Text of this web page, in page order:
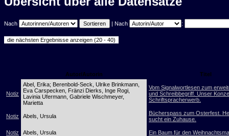
Nach | Nach :
Autor/Autorin Titel
Notiz
Abel, Erika; Berenbold-Seck, Ulrike Brinkmann,
Eva Carspecken, Fränzi Dierks, Inge Rogi,
Lavinia Ufermann, Gabriele Wischmeyer,
Marietta
Vom Signalwortlesen zum
und Schreibbegriff. Unser
Schriftspracherwerb.
Notiz Abels, Ursula
Bücherspass zum Osterfest.
sucht ein Zuhause.
Notiz Abels, Ursula Ein Baum für den